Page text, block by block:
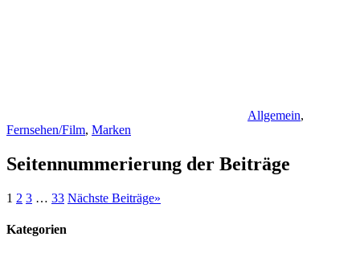
Allgemein,
Fernsehen/Film, Marken
Seitennummerierung der Beiträge
1 2 3 … 33 Nächste Beiträge»
Kategorien